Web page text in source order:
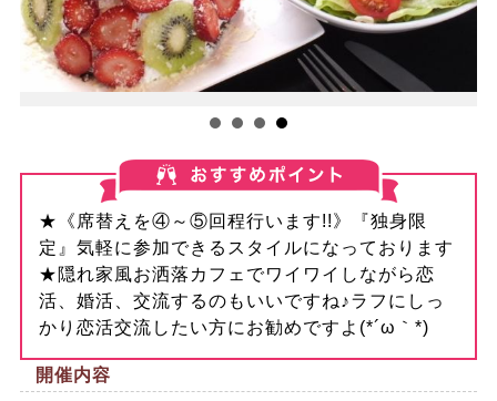
★《席替えを④～⑤回程行います!!》『独身限
定』気軽に参加できるスタイルになっております
★隠れ家風お洒落カフェでワイワイしながら恋
活、婚活、交流するのもいいですね♪ラフにしっ
かり恋活交流したい方にお勧めですよ(*´ω｀*)
開催内容